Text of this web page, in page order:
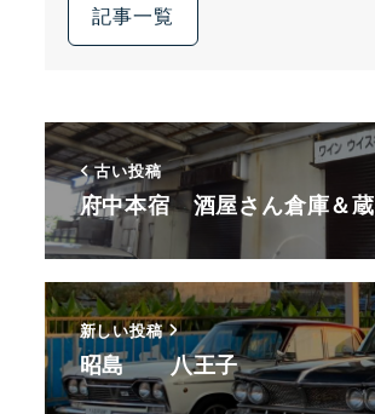
記事一覧
古い投稿
府中本宿 酒屋さん倉庫＆蔵
新しい投稿
昭島 八王子